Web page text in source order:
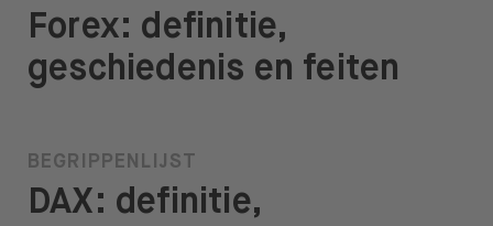
Forex: definitie,
geschiedenis en feiten
BEGRIPPENLIJST
DAX: definitie,